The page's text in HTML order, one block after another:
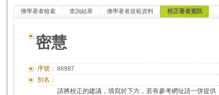
佛學著者檢索 查詢結果 佛學著者規範資料 校正著者資訊
密慧
序號： 86987
別名：
請將校正的建議，填寫於下方，若有參考網址請一併提供